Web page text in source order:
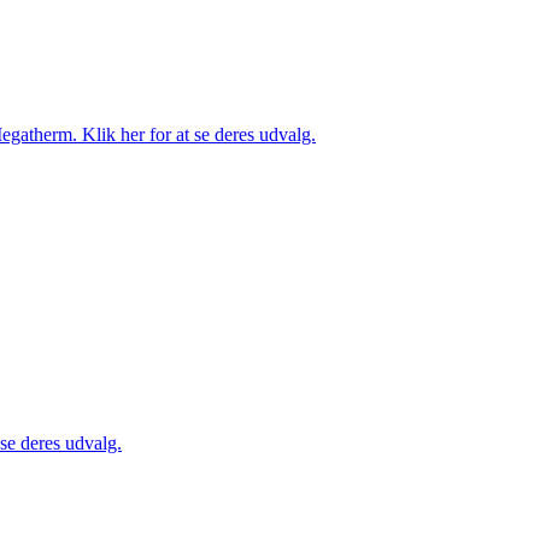
Klik her for at se deres udvalg.
deres udvalg.